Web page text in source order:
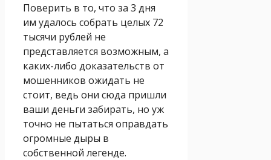
Поверить в то, что за 3 дня
им удалось собрать целых 72
тысячи рублей не
представляется возможным, а
каких-либо доказательств от
мошенников ожидать не
стоит, ведь они сюда пришли
ваши деньги забирать, но уж
точно не пытаться оправдать
огромные дыры в
собственной легенде.